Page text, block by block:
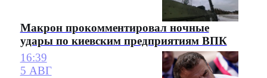
Макрон прокомментировал ночные
удары по киевским предприятиям ВПК
16:39
5 АВГ